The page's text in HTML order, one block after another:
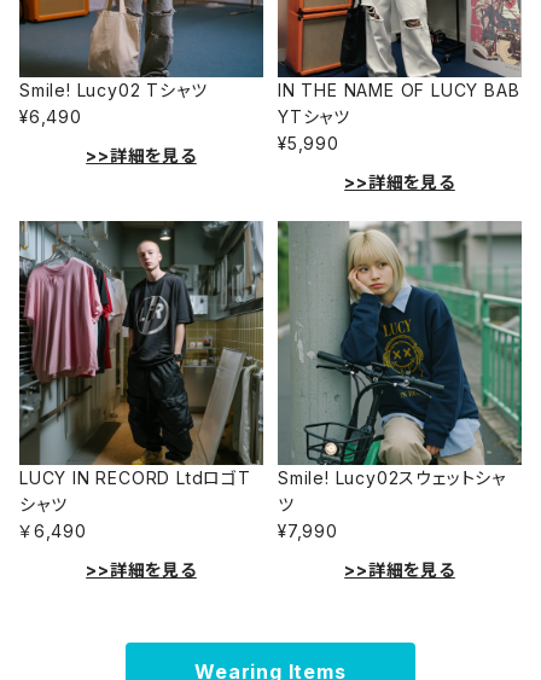
Smile! Lucy02 Tシャツ
¥6,490
>>詳細を見る
IN THE NAME OF LUCY BAB
YTシャツ
¥5,990
>>詳細を見る
LUCY IN RECORD LtdロゴT
シャツ
￥6,490
>>詳細を見る
Smile! Lucy02スウェットシャ
ツ
¥7,990
>>詳細を見る
Wearing Items